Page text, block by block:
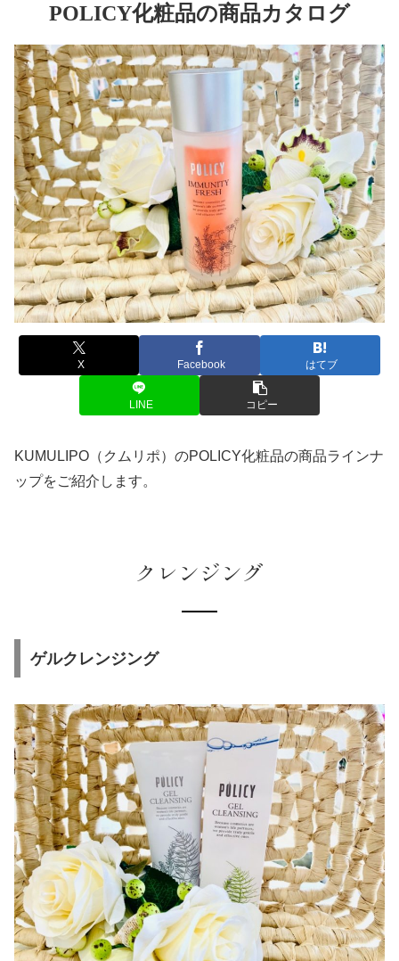
POLICY化粧品の商品カタログ
X Facebook はてブ
LINE コピー
KUMULIPO（クムリポ）のPOLICY化粧品の商品ラインナ
ップをご紹介します。
クレンジング
ゲルクレンジング